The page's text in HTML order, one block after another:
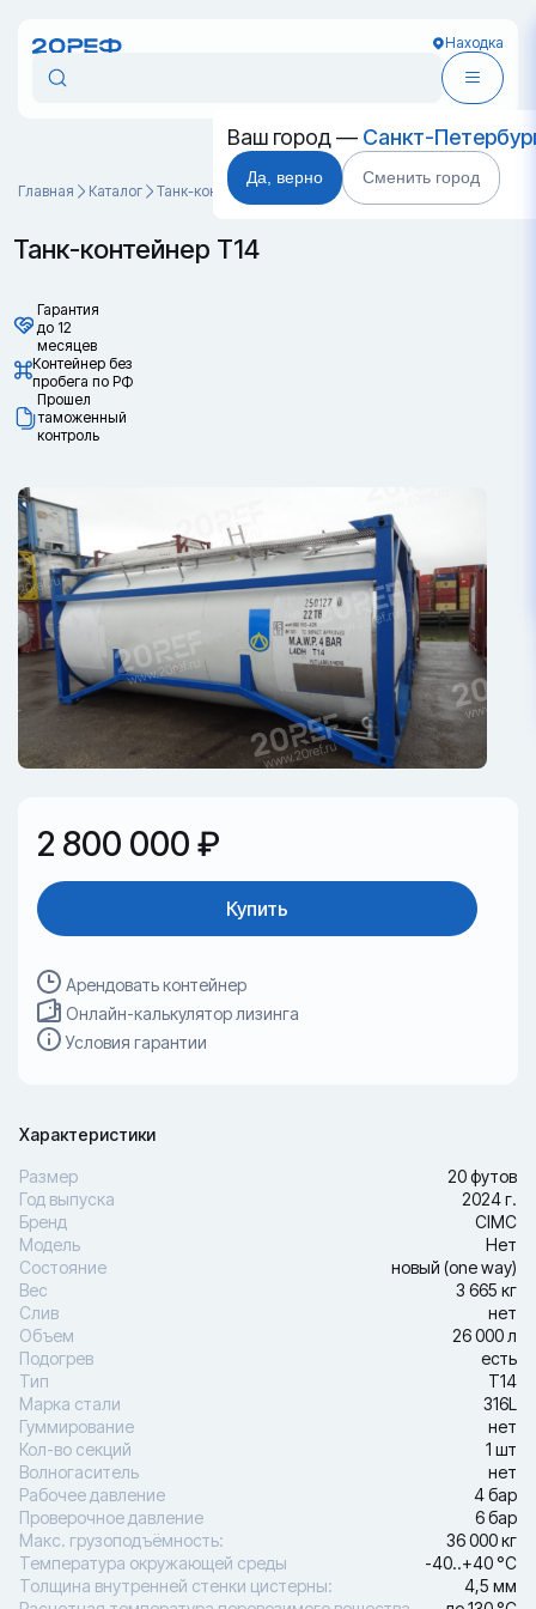
Находка
Ваш город — Санкт-
Да, верно Сменить город
Главная Каталог Танк-контейнеры Танк-контейнер Т14
Танк-контейнер Т14
Гарантия
до 12
месяцев
Контейнер без
пробега по РФ
Прошел
таможенный
контроль
2 800 000 ₽
Купить
Арендовать контейнер
Онлайн-калькулятор лизинга
Условия гарантии
Характеристики
Размер
20 футов
Год выпуска
2024 г.
Бренд
CIMC
Модель
Нет
Состояние
новый (one way)
Вес
3 665 кг
Слив
нет
Объем
26 000 л
Подогрев
есть
Тип
Т14
Марка стали
316L
Гуммирование
нет
Кол-во секций
1 шт
Волногаситель
нет
Рабочее давление
4 бар
Проверочное давление
6 бар
Макс. грузоподъёмность:
36 000 кг
Температура окружающей среды
-40..+40 °С
Толщина внутренней стенки цистерны:
4,5 мм